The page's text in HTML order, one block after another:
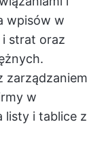
wpisów w
strat oraz
zarządzaniem
w
listy i tablice z